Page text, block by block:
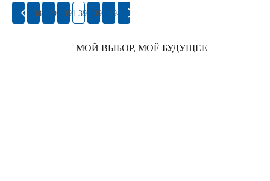
389 390 391 392 393 394
МОЙ ВЫБОР, МОЁ БУДУЩЕЕ